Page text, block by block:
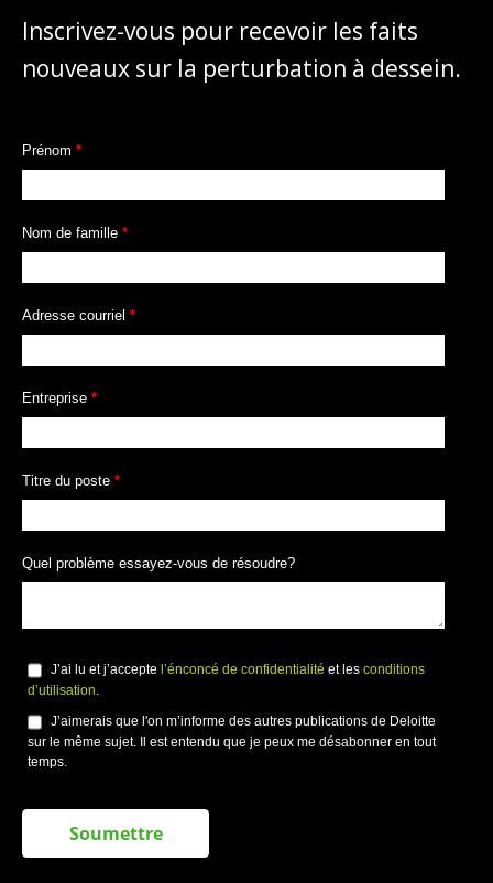
Inscrivez-vous pour recevoir les faits
nouveaux sur la perturbation à dessein.